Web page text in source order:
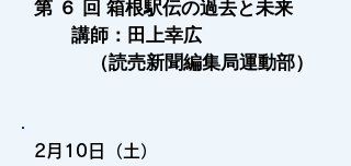
第 ６ 回 箱根駅伝の過去と未来
講師：田上幸広
（読売新聞編集局運動部）
2月10日（土）